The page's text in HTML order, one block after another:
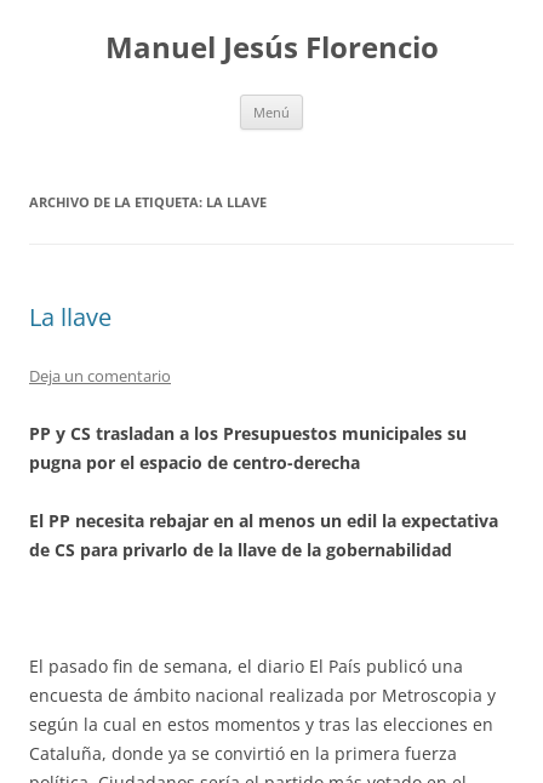
contenidoManuel Jesús Florencio
Menú
ARCHIVO DE LA ETIQUETA: LA LLAVE
La llave
Deja un comentario
PP y CS trasladan a los Presupuestos municipales su
pugna por el espacio de centro-derecha
El PP necesita rebajar en al menos un edil la expectativa
de CS para privarlo de la llave de la gobernabilidad
El pasado fin de semana, el diario El País publicó una
encuesta de ámbito nacional realizada por Metroscopia y
según la cual en estos momentos y tras las elecciones en
Cataluña, donde ya se convirtió en la primera fuerza